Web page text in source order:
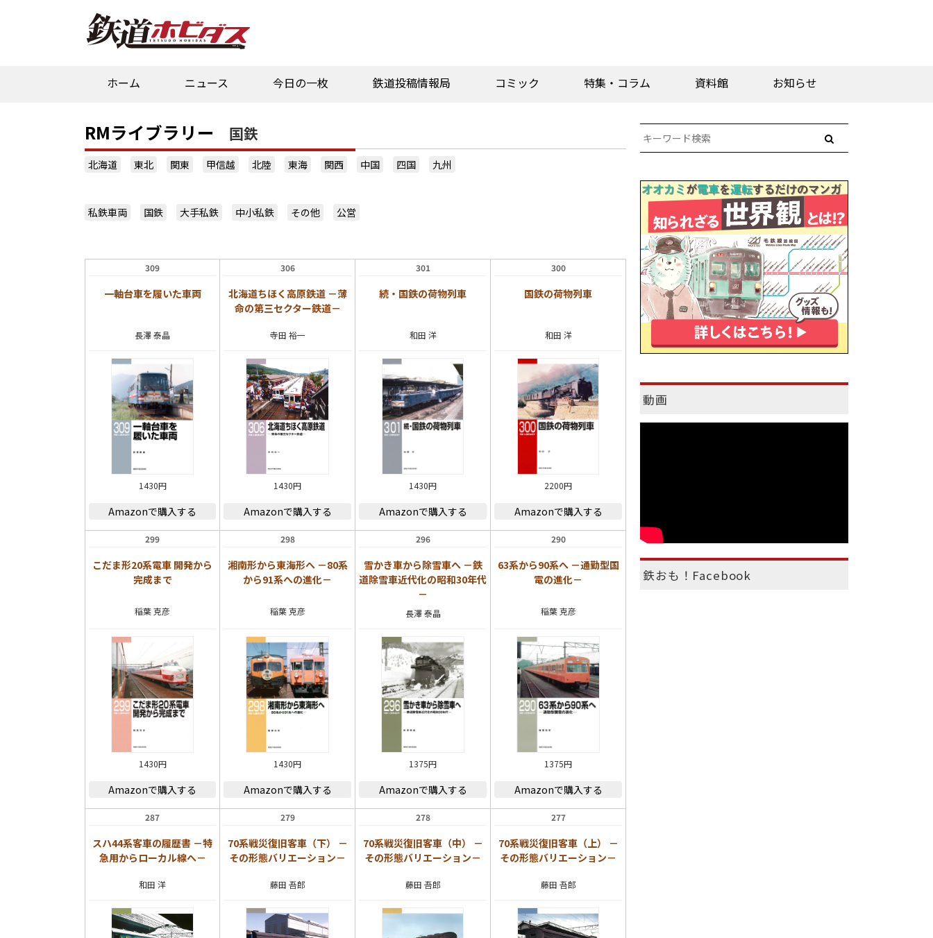
ホーム ニュース 今日の一枚 鉄道投稿情報局 コミック 特集・コラム 資料館 お知らせ
RMライブラリー 国鉄
北海道 東北 関東 甲信越 北陸 東海 関西 中国 四国 九州
私鉄車両 国鉄 大手私鉄 中小私鉄 その他 公営
309
一軸台車を履いた車両
長澤 泰晶
1430円
Amazonで購入する
306
北海道ちほく高原鉄道 －薄
命の第三セクター鉄道－
寺田 裕一
1430円
Amazonで購入する
301
続・国鉄の荷物列車
和田 洋
1430円
Amazonで購入する
300
国鉄の荷物列車
和田 洋
2200円
Amazonで購入する
299
こだま形20系電車 開発から
完成まで
稲葉 克彦
1430円
Amazonで購入する
298
湘南形から東海形へ －80系
から91系への進化－
稲葉 克彦
1430円
Amazonで購入する
296
雪かき車から除雪車へ －鉄
道除雪車近代化の昭和30年代
－
長澤 泰晶
1375円
Amazonで購入する
290
63系から90系へ －通勤型国
電の進化－
稲葉 克彦
1375円
Amazonで購入する
287
スハ44系客車の履歴書 －特
急用からローカル線へ－
和田 洋
279
70系戦災復旧客車（下） －
その形態バリエーション－
藤田 吾郎
278
70系戦災復旧客車（中） －
その形態バリエーション－
藤田 吾郎
277
70系戦災復旧客車（上） －
その形態バリエーション－
藤田 吾郎
動画
鉄おも！Facebook